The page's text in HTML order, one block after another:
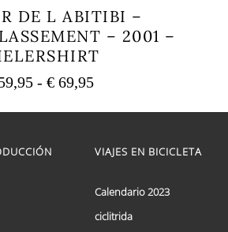
DE L ABITIBI –
– 2001 –
- €69,95Rango
precios:
€ 59,95
€ 69,95
múltiples
VIAJES EN BICICLETA
Calendario 2023
ciclitrida